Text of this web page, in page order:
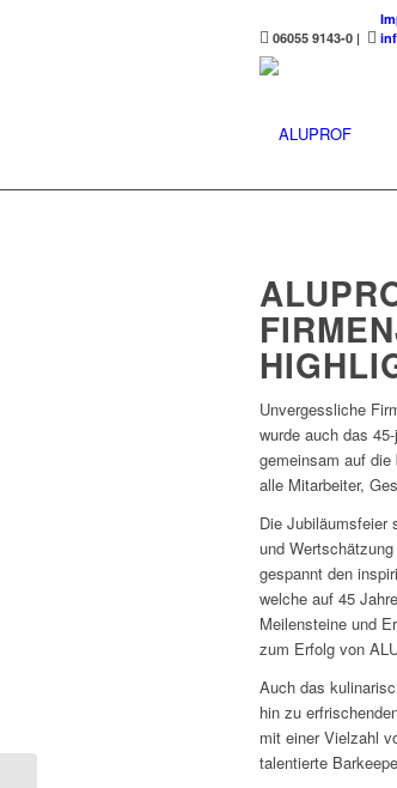
06055 9143-0 |
Unvergessliche
wurde auch das
gemeinsam auf
alle Mitarbeiter,
Die Jubiläumsfeier
und
gespannt den
welche auf 45
Meilensteine und
zum Erfolg von
Auch das
hin zu
mit einer Vielzahl
talentierte